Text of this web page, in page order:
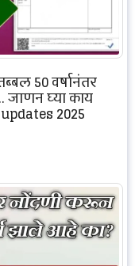
50 वर्षानंतर
जाणून घ्या काय
2025